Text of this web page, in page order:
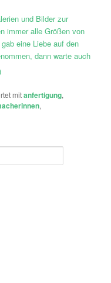
und Bilder zur
immer alle Größen von
eine Liebe auf den
dann warte auch
mitanfertigung,
,